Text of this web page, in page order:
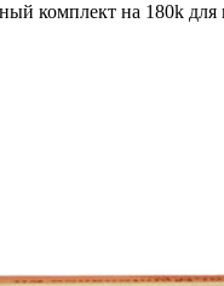
комплект на 180k